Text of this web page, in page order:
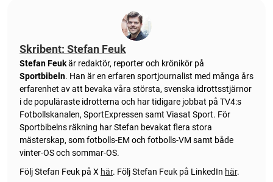
Skribent: Stefan Feuk
Stefan Feukär redaktör, reporter och krönikör på
Sportbibeln. Han är en erfaren sportjournalist med många års
erfarenhet av att bevaka våra största, svenska idrottsstjärnor
i de populäraste idrotterna och har tidigare jobbat på TV4:s
Fotbollskanalen, SportExpressen samt Viasat Sport. För
Sportbibelns räkning har Stefan bevakat flera stora
mästerskap, som fotbolls-EM och fotbolls-VM samt både
vinter-OS och sommar-OS.
Följ Stefan Feuk på X här. Följ Stefan Feuk på LinkedIn här.